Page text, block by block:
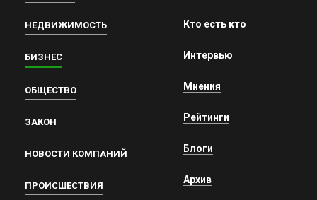
НЕДВИЖИМОСТЬ
БИЗНЕС
ОБЩЕСТВО
ЗАКОН
НОВОСТИ КОМПАНИЙ
ПРОИСШЕСТВИЯ
Кто есть кто
Интервью
Мнения
Рейтинги
Блоги
Архив